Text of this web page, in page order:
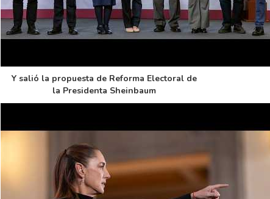
Y salió la propuesta de Reforma Electoral de
la Presidenta Sheinbaum